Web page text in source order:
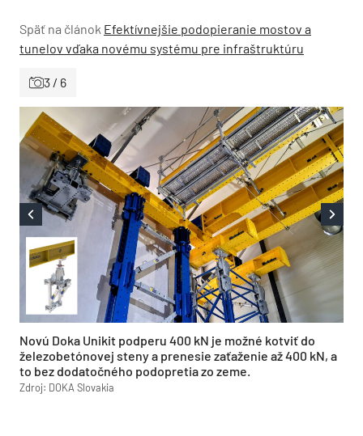
Späť na článok Efektívnejšie podopieranie mostov a
tunelov vďaka novému systému pre infraštruktúru
3 / 6
Novú Doka Unikit podperu 400 kN je možné kotviť do
železobetónovej steny a prenesie zaťaženie až 400 kN, a
to bez dodatočného podopretia zo zeme.
Zdroj: DOKA Slovakia